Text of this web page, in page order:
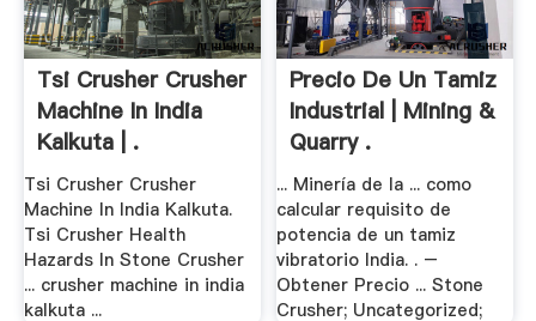
Tsi Crusher Crusher
Machine In India
Kalkuta | .
Tsi Crusher Crusher
Machine In India Kalkuta.
Tsi Crusher Health
Hazards In Stone Crusher
... crusher machine in india
kalkuta ...
Precio De Un Tamiz
Industrial | Mining &
Quarry .
... Minería de la ... como
calcular requisito de
potencia de un tamiz
vibratorio India. . –
Obtener Precio ... Stone
Crusher; Uncategorized;